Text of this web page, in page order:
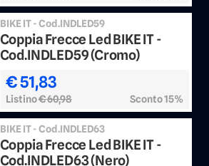
BIKE IT - Cod.INDLED59
Coppia Frecce Led BIKE IT -
Cod.INDLED59 (Cromo)
€ 51,83
Listino€ 60,98 Sconto 15%
BIKE IT - Cod.INDLED63
Coppia Frecce Led BIKE IT -
Cod.INDLED63 (Nero)